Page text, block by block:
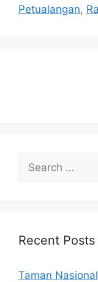
Petualangan,
Search
for:
Recent Posts
Taman